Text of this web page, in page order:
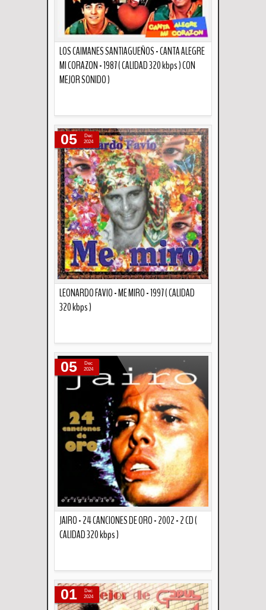
LOS CAIMANES SANTIAGUEÑOS - CANTA ALEGRE
MI CORAZON - 1987 ( CALIDAD 320 kbps ) CON
MEJOR SONIDO )
LEONARDO FAVIO - ME MIRO - 1997 ( CALIDAD
320 kbps )
05
Dec
2024
JAIRO - 24 CANCIONES DE ORO - 2002 - 2 CD (
CALIDAD 320 kbps )
05
Dec
2024
01
Dec
2024